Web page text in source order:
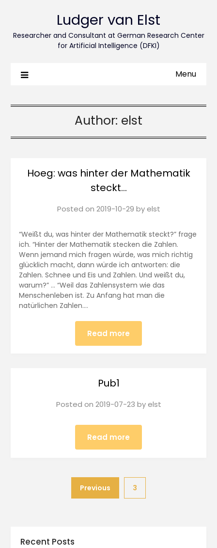
Ludger van Elst
Researcher and Consultant at German Research Center
for Artificial Intelligence (DFKI)
Menu
Author: elst
Hoeg: was hinter der Mathematik
steckt…
Posted on 2019-10-29 byelst
“Weißt du, was hinter der Mathematik steckt?” frage
ich. “Hinter der Mathematik stecken die Zahlen.
Wenn jemand mich fragen würde, was mich richtig
glücklich macht, dann würde ich antworten: die
Zahlen. Schnee und Eis und Zahlen. Und weißt du,
warum?” … “Weil das Zahlensystem wie das
Menschenleben ist. Zu Anfang hat man die
natürlichen Zahlen….
Read more
Pub1
Posted on 2019-07-23 byelst
Read more
Previous 3
Recent Posts